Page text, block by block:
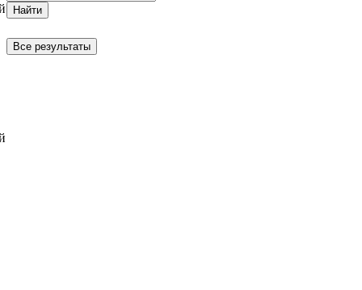
Найти
Все результаты